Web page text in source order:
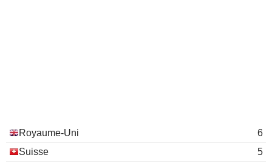
Royaume-Uni
6
Suisse
5